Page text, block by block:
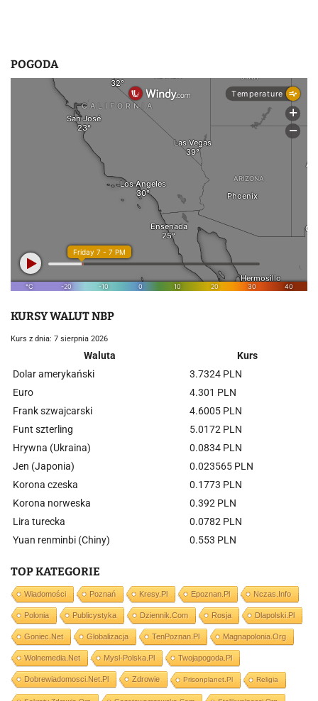
POGODA
KURSY WALUT NBP
Kurs z dnia: 7 sierpnia 2026
Waluta
Kurs
Dolar amerykański
3.7324 PLN
Euro
4.301 PLN
Frank szwajcarski
4.6005 PLN
Funt szterling
5.0172 PLN
Hrywna (Ukraina)
0.0834 PLN
Jen (Japonia)
0.023565 PLN
Korona czeska
0.1773 PLN
Korona norweska
0.392 PLN
Lira turecka
0.0782 PLN
Yuan renminbi (Chiny)
0.553 PLN
TOP KATEGORIE
Wiadomości Poznań Kresy.pl Epoznan.pl Nczas.info
Polonia Publicystyka Dziennik.com Rosja Dlapolski.pl
Goniec.net Globalizacja TenPoznan.pl Magnapolonia.org
Wolnemedia.net Mysl-Polska.pl Twojapogoda.pl
Dobrewiadomosci.net.pl Zdrowie Prisonplanet.pl Religia